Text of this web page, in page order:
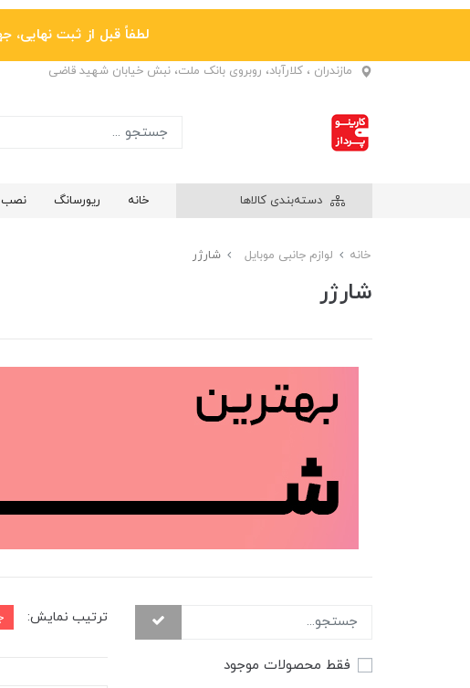
لطفاً قبل از ثبت نهایی، جهت
مازندران ، کلارآباد، روبروی بانک ملت، نبش خیابان شهید قاضی
دسته‌بندی کالاها خانه ریورسانگ نصب
خانه لوازم جانبی موبایل شارژر
شارژر
فقط محصولات موجود
ترتیب نمایش: